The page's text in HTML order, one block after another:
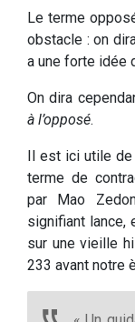
Le terme
obstacle : on
a une forte idée
On dira
à l’opposé.
Il est ici utile
terme de
par Mao
signifiant lance,
sur une vieille
233 avant notre